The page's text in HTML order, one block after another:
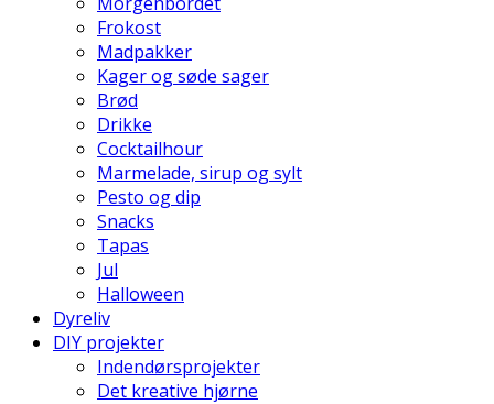
Frokost
Madpakker
Kager og søde sager
Brød
Drikke
Cocktailhour
Marmelade, sirup og sylt
Pesto og dip
Snacks
Tapas
Jul
Halloween
Dyreliv
DIY projekter
Indendørsprojekter
Det kreative hjørne